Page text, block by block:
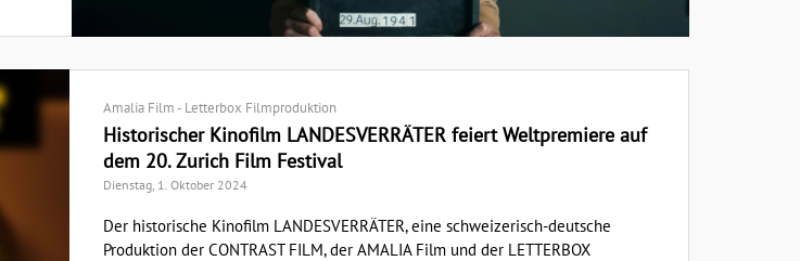
Amalia Film - Letterbox Filmproduktion
Historischer Kinofilm LANDESVERRÄTER feiert Weltpremiere auf
dem 20. Zurich Film Festival
Dienstag, 1. Oktober 2024
Der historische Kinofilm LANDESVERRÄTER, eine schweizerisch-deutsche
Produktion der CONTRAST FILM, der AMALIA Film und der LETTERBOX